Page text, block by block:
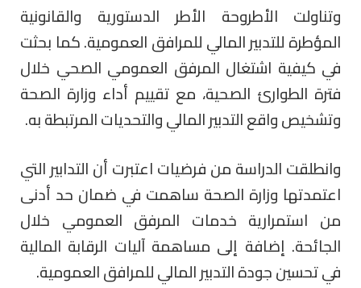
وتناولت الأطروحة الأطر الدستورية والقانونية
المؤطرة للتدبير المالي للمرافق العمومية. كما بحثت
في كيفية اشتغال المرفق العمومي الصحي خلال
فترة الطوارئ الصحية، مع تقييم أداء وزارة الصحة
وتشخيص واقع التدبير المالي والتحديات المرتبطة به.
وانطلقت الدراسة من فرضيات اعتبرت أن التدابير التي
اعتمدتها وزارة الصحة ساهمت في ضمان حد أدنى
من استمرارية خدمات المرفق العمومي خلال
الجائحة. إضافة إلى مساهمة آليات الرقابة المالية
في تحسين جودة التدبير المالي للمرافق العمومية.